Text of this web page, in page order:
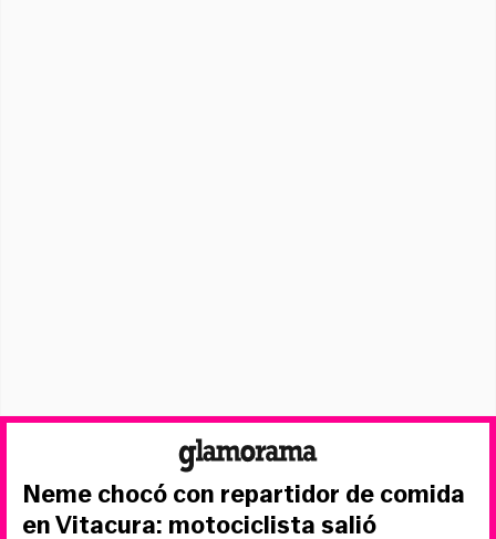
Neme chocó con repartidor de comida
en Vitacura: motociclista salió